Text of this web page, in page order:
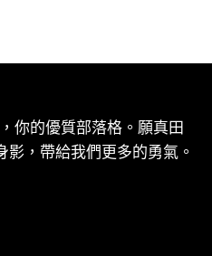
你的優質部落格。願真田
，帶給我們更多的勇氣。